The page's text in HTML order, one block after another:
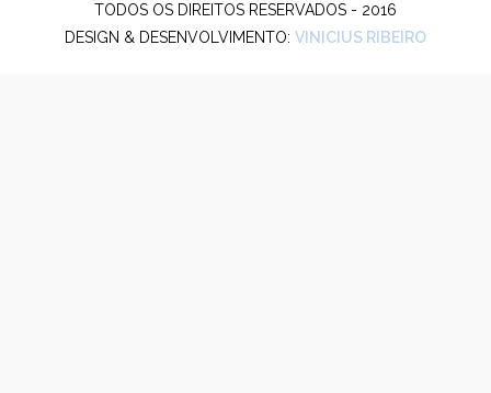
TODOS OS DIREITOS RESERVADOS - 2016
DESIGN & DESENVOLVIMENTO: VINICIUS RIBEIRO